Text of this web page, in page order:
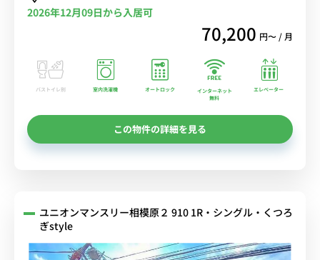
2026年12月09日から入居可
70,200 円〜 / 月
バストイレ別 室内洗濯機 オートロック
インターネット
無料
エレベーター
この物件の詳細を見る
ユニオンマンスリー相模原２ 910 1R・シングル・くつろ
ぎstyle